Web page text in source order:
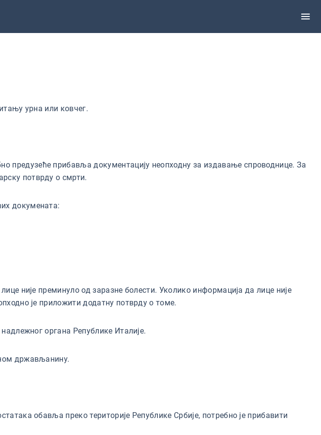
урна или ковчег.
предузеће прибавља документацију неопходну за издавање спроводнице. За
потврду о смрти.
докумената:
није преминуло од заразне болести. Уколико информација да лице није
је приложити додатну потврду о томе.
органа Републике Италије.
држављанину.
обавља преко територије Републике Србије, потребно је прибавити